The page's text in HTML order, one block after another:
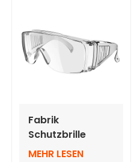
Fabrik
Schutzbrille
Männer Frauen
MEHR LESEN